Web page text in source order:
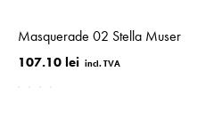
Masquerade 02 Stella Muser
107.10 lei